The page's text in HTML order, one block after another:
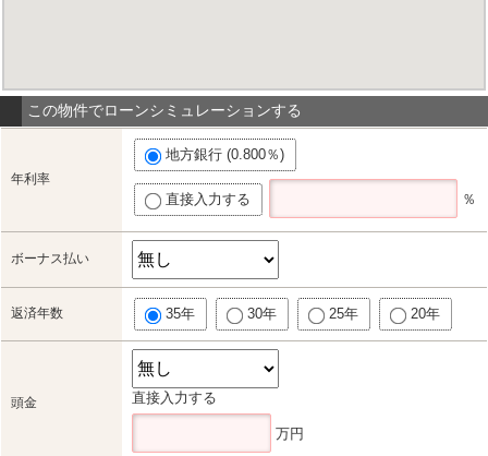
この物件でローンシミュレーションする
年利率
地方銀行 (0.800％)
直接入力する ％
ボーナス払い
返済年数 35年 30年 25年 20年
頭金 直接入力する
万円